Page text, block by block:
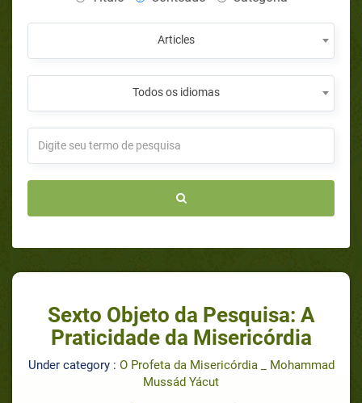
Articles
Todos os idiomas
Sexto Objeto da Pesquisa: A
Praticidade da Misericórdia
Under category : O Profeta da Misericórdia _ Mohammad
Mussád Yácut